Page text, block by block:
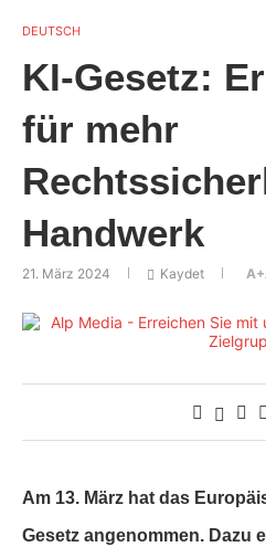
DEUTSCH
KI-Gesetz:
für mehr
Handwerk
21. März 2024 Kaydet A+
Am 13. März hat das
Gesetz angenommen. Dazu